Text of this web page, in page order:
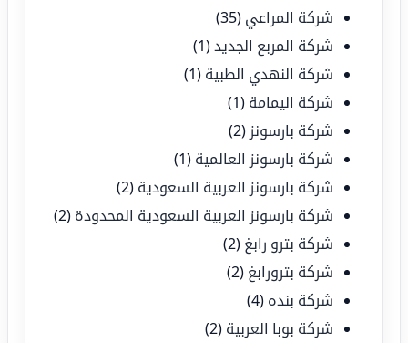
شركة المراعي (35)
شركة المربع الجديد(1)
شركة النهدي الطبية (1)
شركة اليمامة (1)
شركة بارسونز (2)
شركة بارسونز العالمية (1)
شركة بارسونز العربية السعودية (2)
شركة بارسونز العربية السعودية المحدودة (2)
شركة بترو رابغ (2)
شركة بترورابغ (2)
شركة بنده (4)
شركة بوبا العربية (2)